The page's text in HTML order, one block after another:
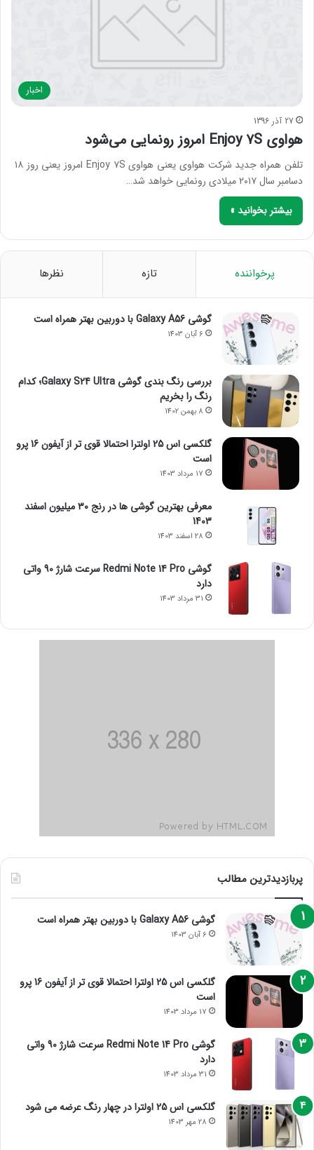
اخبار
27 آذر 1396
هواوی Enjoy ۷S امروز رونمایی می‌شود
دسامبر سال ۲۰۱۷ میلادی رونمایی خواهد شد…
بیشتر بخوانید »
پرخواننده تازه نظرها
گوشی Galaxy A56 با دوربین بهتر همراه است
6 آبان 1403
بررسی رنگ بندی گوشی Galaxy S24 Ultra؛ کدام
رنگ را بخریم
8 بهمن 1402
گلکسی اس 25 اولترا احتمالا قوی تر از آیفون 16 پرو
است
17 مرداد 1403
معرفی بهترین گوشی ها در رنج ۳۰ میلیون اسفند
1403
28 اسفند 1403
گوشی Redmi Note 14 Pro سرعت شارژ 90 واتی
دارد
31 مرداد 1403
پربازدیدترین مطالب
گوشی Galaxy A56 با دوربین بهتر همراه است
6 آبان 1403
گلکسی اس 25 اولترا احتمالا قوی تر از آیفون 16 پرو
است
17 مرداد 1403
گوشی Redmi Note 14 Pro سرعت شارژ 90 واتی
دارد
31 مرداد 1403
گلکسی اس 25 اولترا در چهار رنگ عرضه می شود
28 مهر 1403